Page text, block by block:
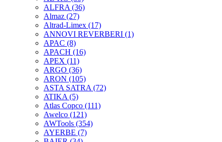
ALFRA (36)
Almaz (27)
Altrad-Limex (17)
ANNOVI REVERBERI (1)
APAC (8)
APACH (16)
APEX (11)
ARGO (36)
ARON (105)
ASTA SATRA (72)
ATIKA (5)
Atlas Copco (111)
Awelco (121)
AWTools (354)
AYERBE (7)